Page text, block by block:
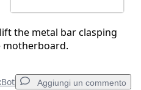
the metal bar clasping
motherboard.
Aggiungi un commento